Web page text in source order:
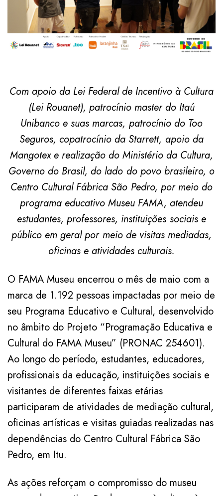
Com apoio da Lei Federal de Incentivo à Cultura
(Lei Rouanet), patrocínio master do Itaú
Unibanco e suas marcas, patrocínio do Too
Seguros, copatrocínio da Starrett, apoio da
Mangotex e realização do Ministério da Cultura,
Governo do Brasil, do lado do povo brasileiro, o
Centro Cultural Fábrica São Pedro, por meio do
programa educativo Museu FAMA, atendeu
estudantes, professores, instituições sociais e
público em geral por meio de visitas mediadas,
oficinas e atividades culturais.
O FAMA Museu encerrou o mês de maio com a
marca de 1.192 pessoas impactadas por meio de
seu Programa Educativo e Cultural, desenvolvido
no âmbito do Projeto “Programação Educativa e
Cultural do FAMA Museu” (PRONAC 254601).
Ao longo do período, estudantes, educadores,
profissionais da educação, instituições sociais e
visitantes de diferentes faixas etárias
participaram de atividades de mediação cultural,
oficinas artísticas e visitas guiadas realizadas nas
dependências do Centro Cultural Fábrica São
Pedro, em Itu.
As ações reforçam o compromisso do museu